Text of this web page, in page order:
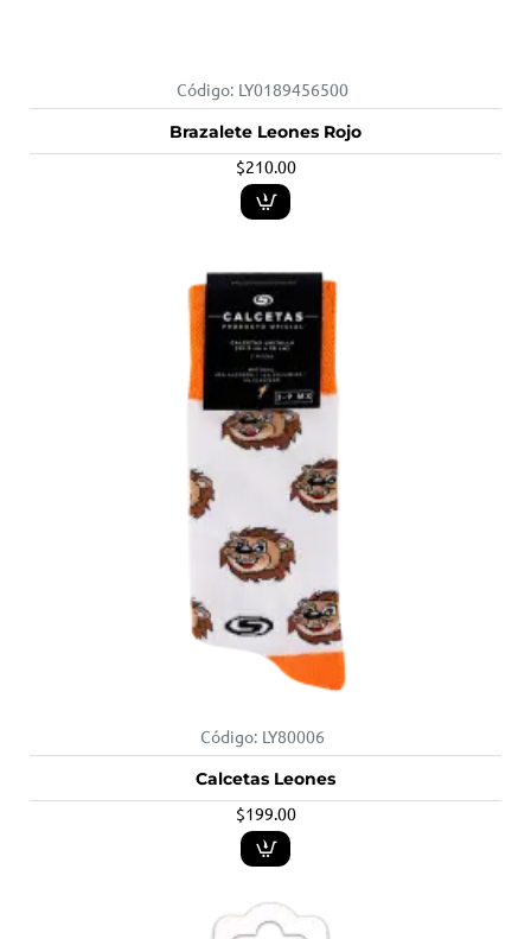
Código: LY0189456500
Brazalete Leones Rojo
$210.00
Código: LY80006
Calcetas Leones
$199.00